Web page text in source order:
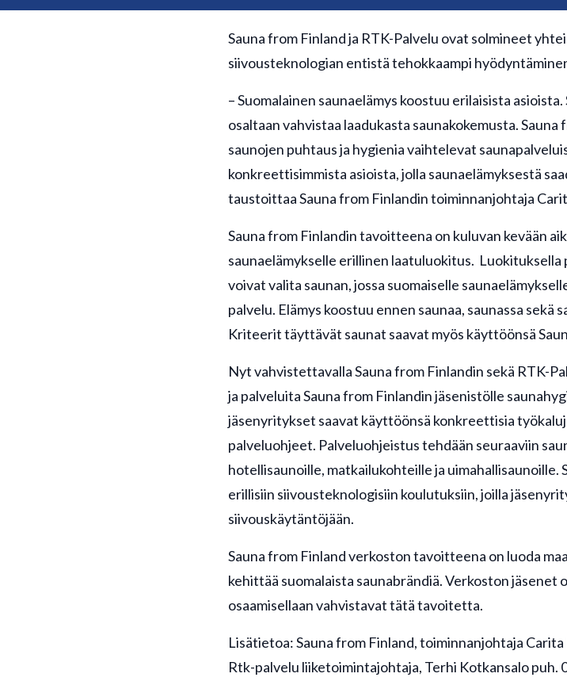
Sauna from Finland ja RTK-Palvelu ovat solmineet
siivousteknologian entistä tehokkaampi
– Suomalainen saunaelämys koostuu erilaisista
osaltaan vahvistaa laadukasta saunakokemusta.
saunojen puhtaus ja hygienia vaihtelevat
konkreettisimmista asioista, jolla saunaelämyksestä
taustoittaa Sauna from Finlandin toiminnanjohtaja
Sauna from Finlandin tavoitteena on kuluvan kevään
saunaelämykselle erillinen laatuluokitus.
voivat valita saunan, jossa suomaiselle
palvelu. Elämys koostuu ennen saunaa, saunassa
Kriteerit täyttävät saunat saavat myös käyttöönsä
Nyt vahvistettavalla Sauna from Finlandin sekä RTK-
ja palveluita Sauna from Finlandin jäsenistölle
jäsenyritykset saavat käyttöönsä konkreettisia
palveluohjeet. Palveluohjeistus tehdään seuraaviin
hotellisaunoille, matkailukohteille ja uimahallisaunoille.
erillisiin siivousteknologisiin koulutuksiin, joilla
siivouskäytäntöjään.
Sauna from Finland verkoston tavoitteena on luoda
kehittää suomalaista saunabrändiä. Verkoston jäsenet
osaamisellaan vahvistavat tätä tavoitetta.
Lisätietoa: Sauna from Finland, toiminnanjohtaja
Rtk-palvelu liiketoimintajohtaja, Terhi Kotkansalo puh.